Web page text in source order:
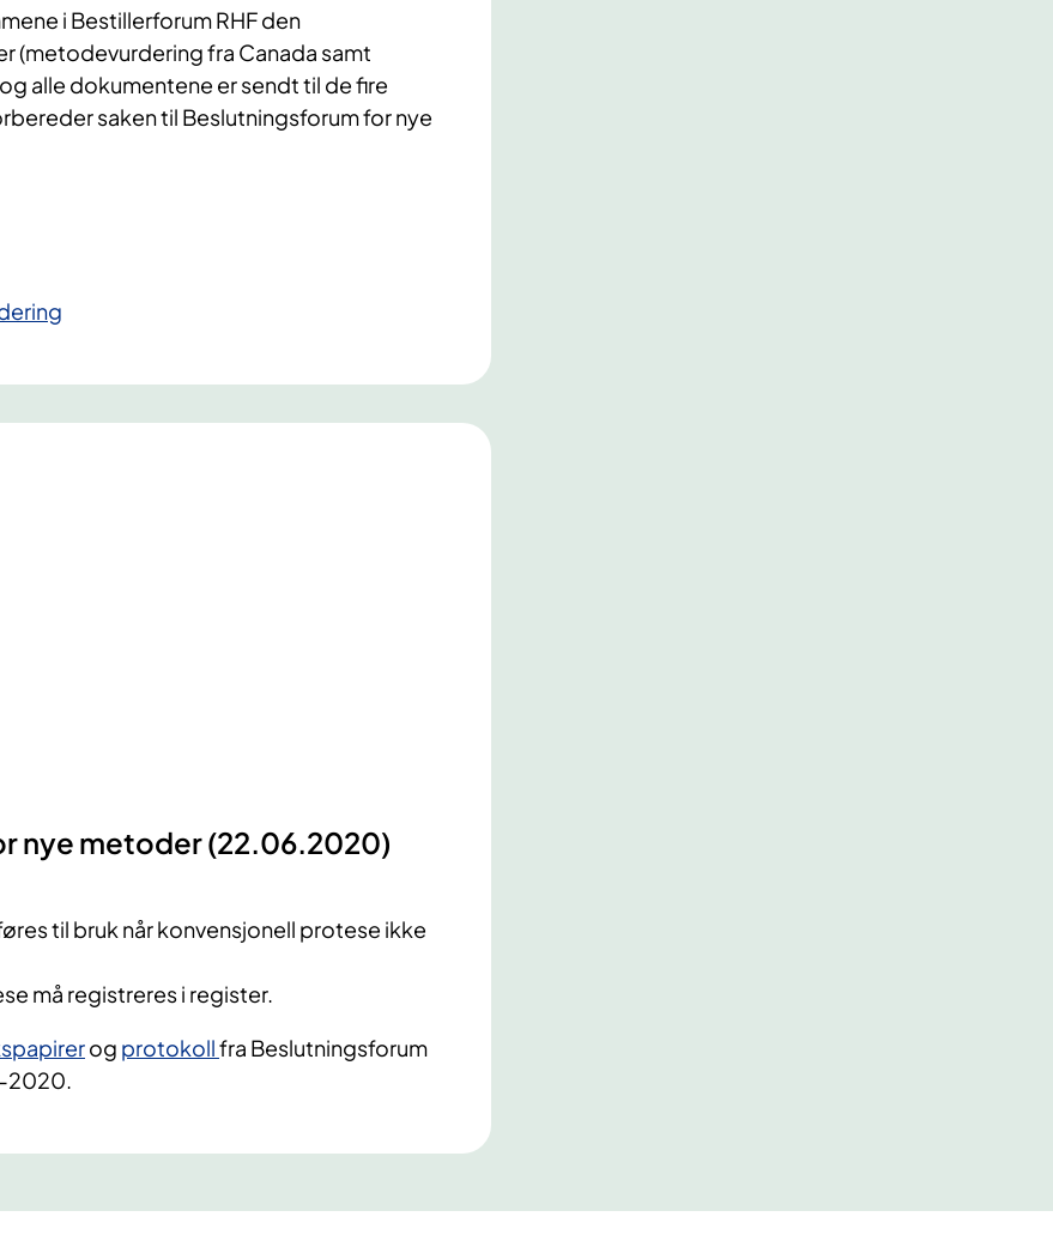
i Bestillerforum RHF den
fra Canada samt
alle dokumentene er sendt til de fire
saken til Beslutningsforum for nye
nye metoder (22.06.2020)
til bruk når konvensjonell protese ikke
må registreres i register.
og protokollfra Beslutningsforum
2020.